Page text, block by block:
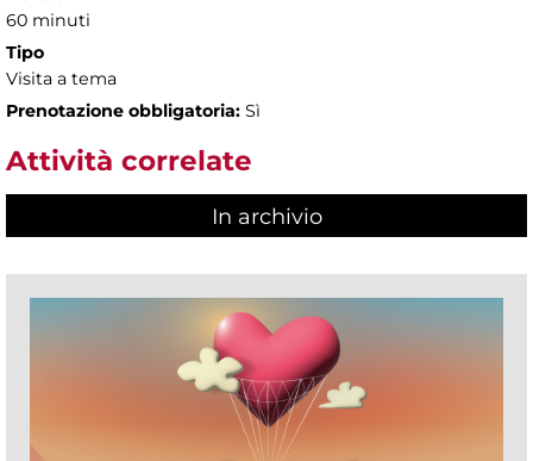
60 minuti
Tipo
Visita a tema
Prenotazione obbligatoria: Sì
Attività correlate
In archivio